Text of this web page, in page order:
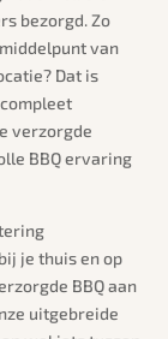
bezorgd. Zo
van
Dat is
verzorgde
BBQ ervaring
je thuis en op
BBQ aan
uitgebreide